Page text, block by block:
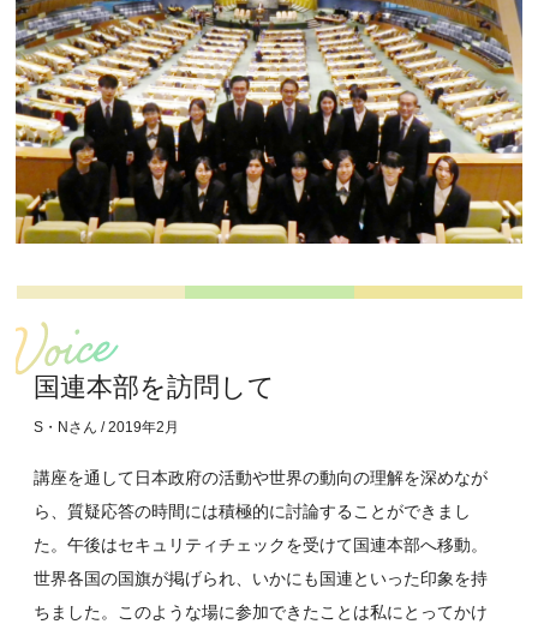
国連本部を訪問して
S・Nさん / 2019年2月
講座を通して日本政府の活動や世界の動向の理解を深めなが
ら、質疑応答の時間には積極的に討論することができまし
た。午後はセキュリティチェックを受けて国連本部へ移動。
世界各国の国旗が掲げられ、いかにも国連といった印象を持
ちました。このような場に参加できたことは私にとってかけ